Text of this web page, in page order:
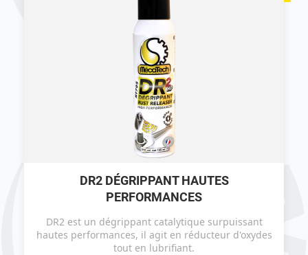
DR2 DÉGRIPPANT HAUTES
PERFORMANCES
DR2 est un dégrippant catalytique surpuissant
hautes performances, il agit en réducteur d'oxydes
tout en lubrifiant.